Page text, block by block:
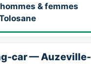
& femmes
car — Auzeville-